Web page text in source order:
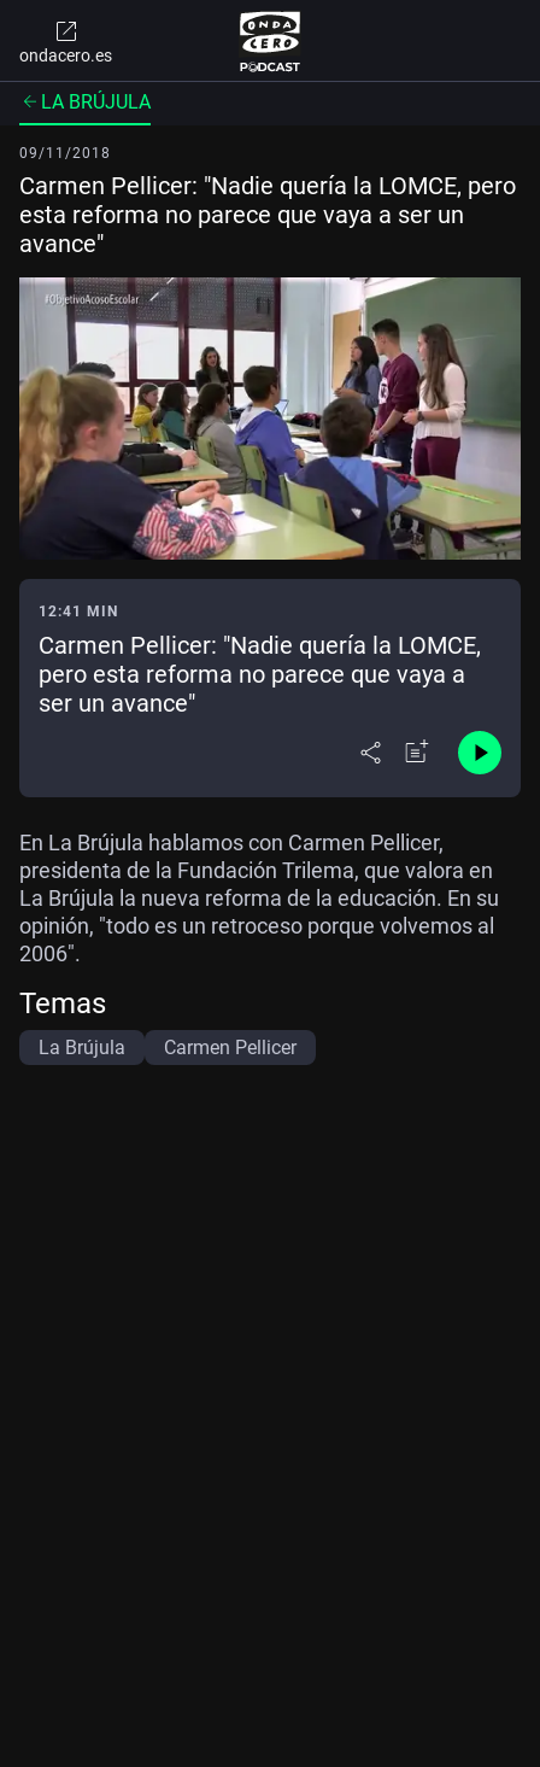
ondacero.es
LA BRÚJULA
09/11/2018
Carmen Pellicer: "Nadie quería la LOMCE, pero
esta reforma no parece que vaya a ser un
avance"
12:41 MIN
Carmen Pellicer: "Nadie quería la LOMCE,
pero esta reforma no parece que vaya a
ser un avance"
En La Brújula hablamos con Carmen Pellicer,
presidenta de la Fundación Trilema, que valora en
La Brújula la nueva reforma de la educación. En su
opinión, "todo es un retroceso porque volvemos al
2006".
Temas
La Brújula Carmen Pellicer